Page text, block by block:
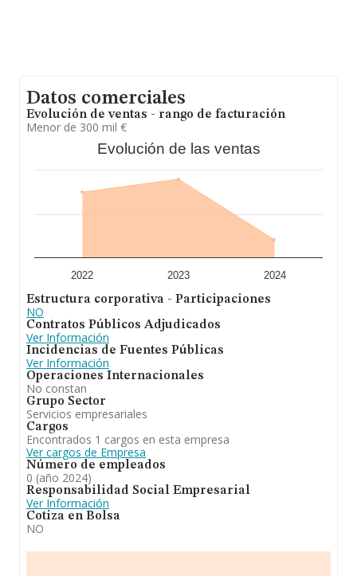
Datos comerciales
Evolución de ventas - rango de facturación
Menor de 300 mil €
Evolución de las ventas
2022 2023 2024
Estructura corporativa - Participaciones
NO
Contratos Públicos Adjudicados
Ver Información
Incidencias de Fuentes Públicas
Ver Información
Operaciones Internacionales
No constan
Grupo Sector
Servicios empresariales
Cargos
Encontrados 1 cargos en esta empresa
Ver cargos de Empresa
Número de empleados
0 (año 2024)
Responsabilidad Social Empresarial
Ver Información
Cotiza en Bolsa
NO